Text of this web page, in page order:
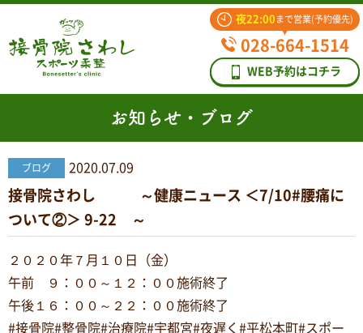
夜22:00 まで営業(予約優先)
028-664-1514
WEB予約はコチラ
お知らせ・ブログ
ブログ 2020.07.09
接骨院さわし ～健康ニュース ＜7/10#腰痛に
ついて②＞ 9-22 ～
２０２０年７月１０日（金）
午前 ９：００～１２：００施術終了
午後１６：００～２２：００施術終了
#接骨院#整骨院#治療院#宇都宮#夜遅く#平松本町#スポー